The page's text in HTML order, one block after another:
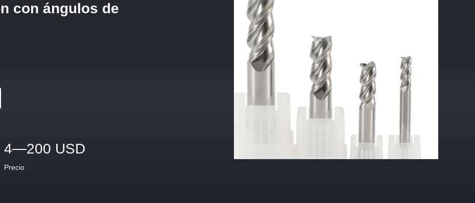
con ángulos de
4—200 USD
Precio